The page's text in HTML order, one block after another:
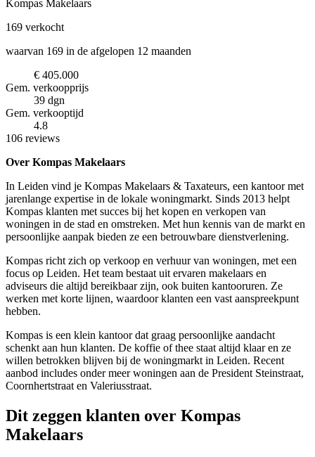
Kompas Makelaars
169 verkocht
waarvan 169 in de afgelopen 12 maanden
€ 405.000
Gem. verkoopprijs
39 dgn
Gem. verkooptijd
4.8
106 reviews
Over Kompas Makelaars
In Leiden vind je Kompas Makelaars & Taxateurs, een kantoor met
jarenlange expertise in de lokale woningmarkt. Sinds 2013 helpt
Kompas klanten met succes bij het kopen en verkopen van
woningen in de stad en omstreken. Met hun kennis van de markt en
persoonlijke aanpak bieden ze een betrouwbare dienstverlening.
Kompas richt zich op verkoop en verhuur van woningen, met een
focus op Leiden. Het team bestaat uit ervaren makelaars en
adviseurs die altijd bereikbaar zijn, ook buiten kantooruren. Ze
werken met korte lijnen, waardoor klanten een vast aanspreekpunt
hebben.
Kompas is een klein kantoor dat graag persoonlijke aandacht
schenkt aan hun klanten. De koffie of thee staat altijd klaar en ze
willen betrokken blijven bij de woningmarkt in Leiden. Recent
aanbod includes onder meer woningen aan de President Steinstraat,
Coornhertstraat en Valeriusstraat.
Dit zeggen klanten over Kompas
Makelaars